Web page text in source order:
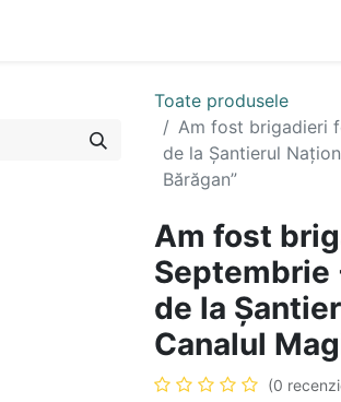
Toate produsele
Am fost brigadieri
de la Șantierul
Bărăgan”
Am fost
Septembrie
de la
Canalul
(0